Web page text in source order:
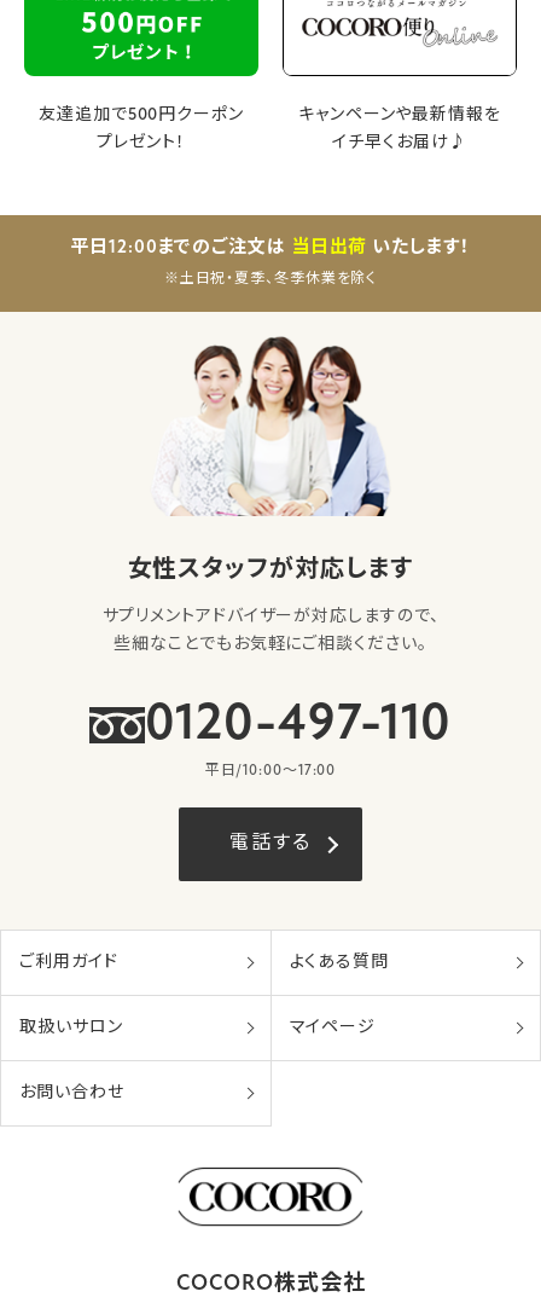
友達追加で500円クーポン
プレゼント！
キャンペーンや最新情報を
イチ早くお届け♪
平日12:00までのご注文は 当日出荷 いたします！
※土日祝・夏季、冬季休業を除く
女性スタッフが対応します
サプリメントアドバイザーが対応しますので、
些細なことでもお気軽にご相談ください。
0120-497-110
平日/10:00〜17:00
電話する
ご利用ガイド よくある質問
取扱いサロン マイページ
お問い合わせ
COCORO株式会社